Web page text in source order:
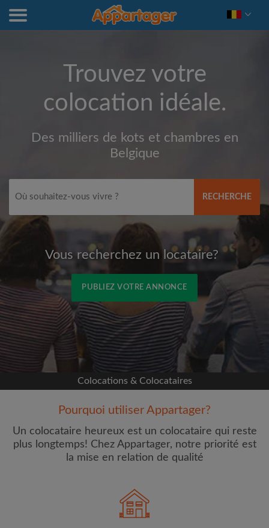
Trouvez votre
colocation idéale.
Des milliers de kots et chambres en
Belgique
RECHERCHE
Vous recherchez un locataire?
PUBLIEZ VOTRE ANNONCE
Inscrivez-vous avec Facebook
Nous ne publierons jamais sur votre page sans
votre accord
Loyer max par mois (€)
Colocations & Colocataires
Pourquoi utiliser Appartager?
Un colocataire heureux est un colocataire qui reste
plus longtemps! Chez Appartager, notre priorité est
la mise en relation de qualité